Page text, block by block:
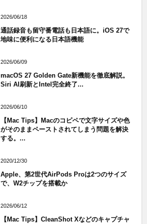
2026/06/18
通話録音も留守番電話も日本語に。iOS 27で
地味に便利になる日本語機能
2026/06/09
macOS 27 Golden Gate新機能を徹底解説。
Siri AI刷新とIntel完全終了...
2026/06/10
【Mac Tips】Macのコピペで文字サイズや色
がそのままペーストされてしまう問題を解決
する。...
2020/12/30
Apple、第2世代AirPods Proは2つのサイズ
で、W2チップを搭載か
2026/06/12
【Mac Tips】CleanShot Xなどのキャプチャ